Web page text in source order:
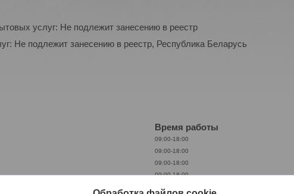
услуг: Не подлежит занесению в реестр
Не подлежит занесению в реестр, Республика Беларусь
Время работы
09:00-18:00
09:00-18:00
09:00-18:00
09:00-18:00